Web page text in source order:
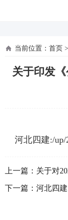
当前位置： 首页
关于印发
河北四建:/up/
上一篇： 关于对
下一篇： 河北四